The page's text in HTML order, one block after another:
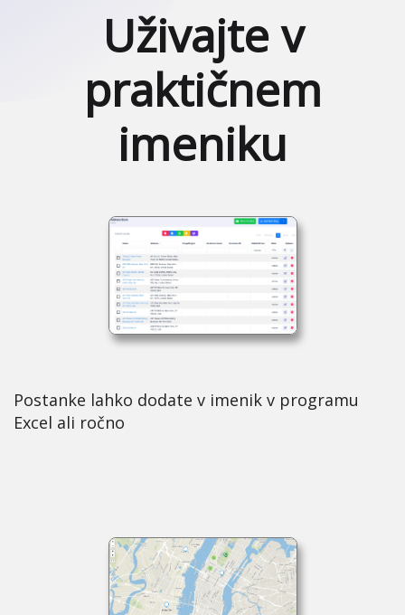
Uživajte v
praktičnem
imeniku
Postanke lahko dodate v imenik v programu
Excel ali ročno